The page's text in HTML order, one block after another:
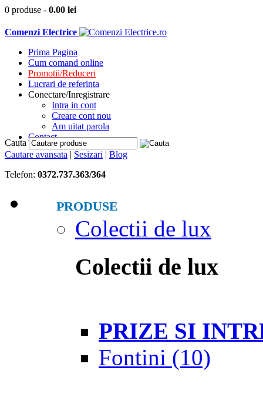
0 produse - 0.00 lei
Comenzi Electrice
Prima Pagina
Cum comand online
Promotii/Reduceri
Lucrari de referinta
Conectare/Inregistrare
Intra in cont
Creare cont nou
Am uitat parola
Contact
Cauta
Cautare avansata | Sesizari | Blog
Telefon: 0372.737.363/364
PRODUSE
Colectii de lux
Colectii de lux
PRIZE SI
Fontini (10)